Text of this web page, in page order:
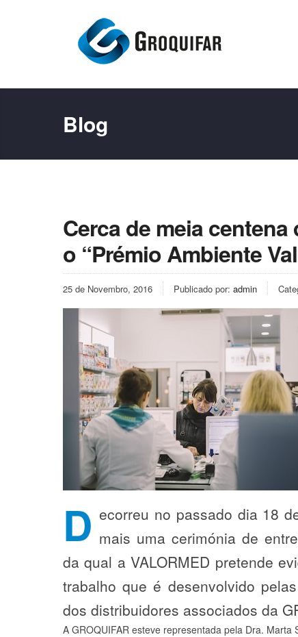
Blog
Cerca de meia
o “Prémio Ambiente
25 de Novembro, 2016 Publicado por: admin
D ecorreu no passado dia 18
mais uma cerimónia de
da qual a VALORMED pretende
trabalho que é desenvolvido
dos distribuidores associados da
A GROQUIFAR esteve representada pela Dra.